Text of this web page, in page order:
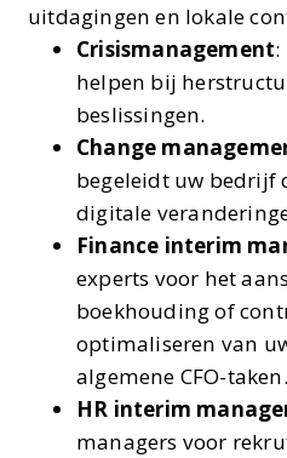
uitdagingen en lokale
Crisismanagement:
helpen bij
beslissingen.
Change
begeleidt uw bedrijf
digitale
Finance interim
experts voor het
boekhouding of
optimaliseren van
algemene CFO-taken.
HR interim
managers voor